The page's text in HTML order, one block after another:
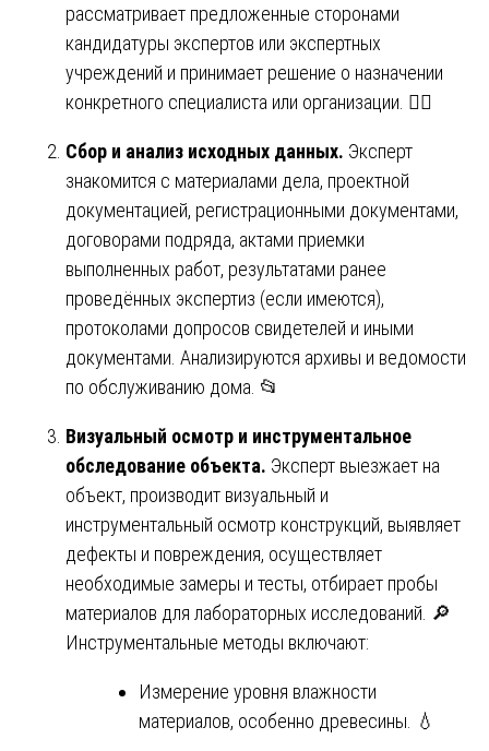
рассматривает предложенные сторонами
кандидатуры экспертов или экспертных
учреждений и принимает решение о назначении
конкретного специалиста или организации. 🧑‍⚖️
Сбор и анализ исходных данных. Эксперт
знакомится с материалами дела, проектной
документацией, регистрационными документами,
договорами подряда, актами приемки
выполненных работ, результатами ранее
проведённых экспертиз (если имеются),
протоколами допросов свидетелей и иными
документами. Анализируются архивы и ведомости
по обслуживанию дома. 📂
Визуальный осмотр и инструментальное
обследование объекта. Эксперт выезжает на
объект, производит визуальный и
инструментальный осмотр конструкций, выявляет
дефекты и повреждения, осуществляет
необходимые замеры и тесты, отбирает пробы
материалов для лабораторных исследований. 🔎
Инструментальные методы включают:
Измерение уровня влажности
материалов, особенно древесины. 💧